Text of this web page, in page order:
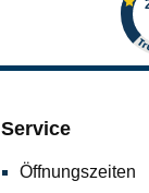
Service
Öffnungszeiten